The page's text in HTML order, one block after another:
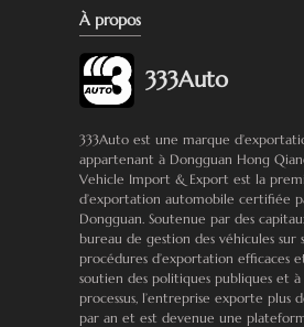
À propos
333Auto
333Auto est une marque
appartenant à Dongguan Hong
Vehicle Import & Export est la
d’exportation automobile certifiée
Dongguan. Soutenue par des
bureau de gestion des véhicules sur
procédures d’exportation efficaces
soutien des politiques publiques et à
processus, l’entreprise exporte
par an et est devenue une